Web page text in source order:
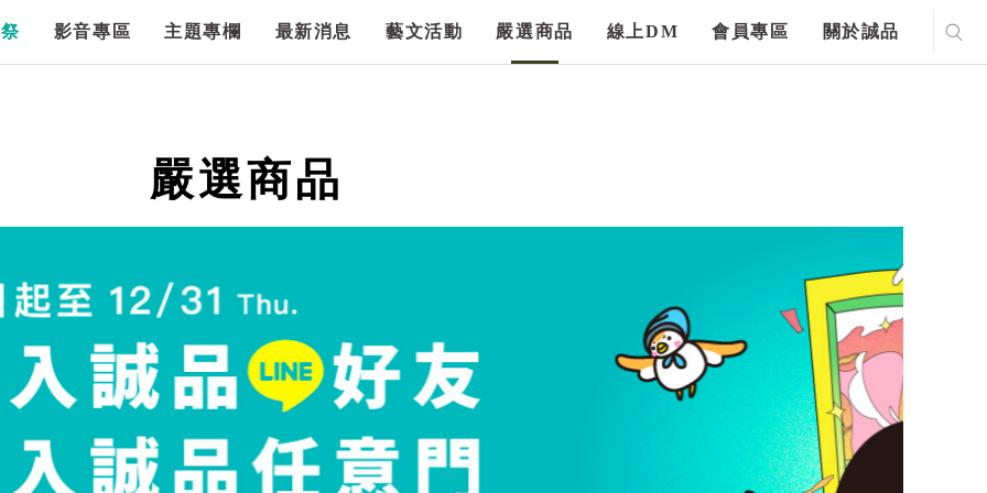
影音專區 主題專欄 最新消息 藝文活動 嚴選商品 線上DM 會員專區 關於誠品
嚴選商品